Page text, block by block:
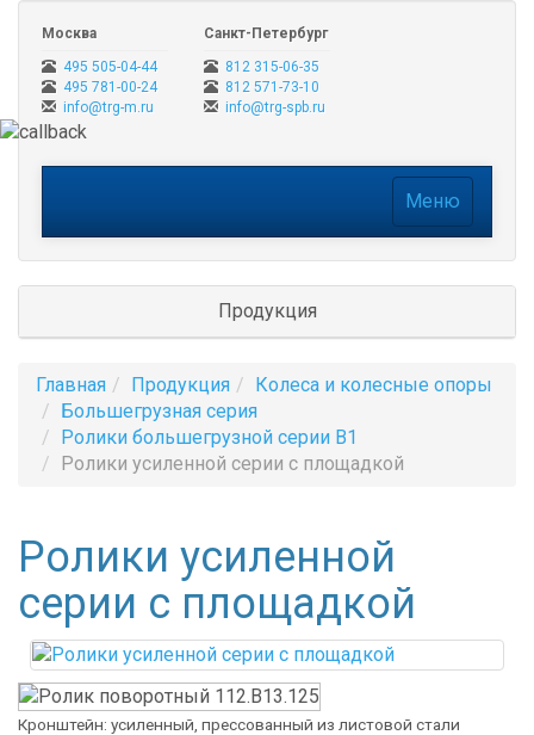
Москва
495 505-04-44
495 781-00-24
info@trg-m.ru
Санкт-Петербург
812 315-06-35
812 571-73-10
info@trg-spb.ru
Меню
Продукция
Главная Продукция
Колеса и колесные опоры
Большегрузная серия
Ролики большегрузной серии B1
Ролики усиленной серии с площадкой
Ролики усиленной
серии с площадкой
Кронштейн: усиленный, прессованный из листовой стали